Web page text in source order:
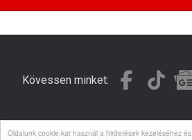
Oldalunk cookie-kat használ a hirdetések kezeléséhez és
Kövessen minket:
© Gondola 2026 - Minden jog fenntartva